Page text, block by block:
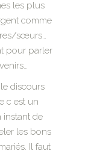
les plus
comme
sœurs…
pour parler
discours
c est un
instant de
les bons
Il faut